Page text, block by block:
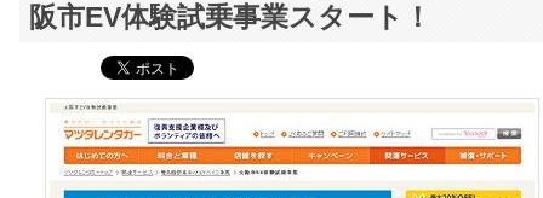
阪市EV体験試乗事業スタート！